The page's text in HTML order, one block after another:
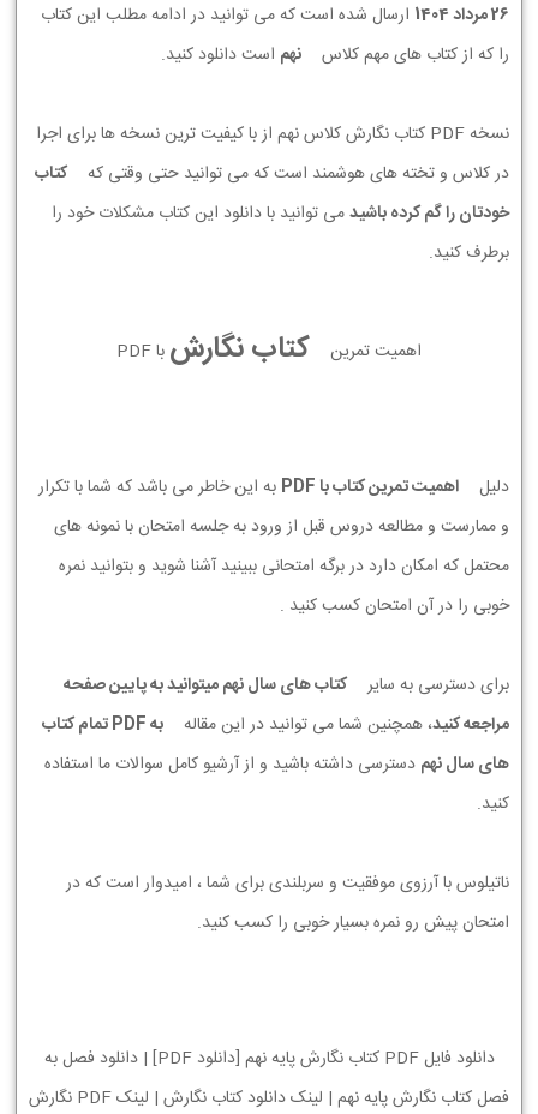
26 مرداد 1404
ارسال شده است که می توانید در ادامه مطلب این کتاب
را که از کتاب های مهم کلاس
نهم است دانلود کنید.
نسخه PDF کتاب نگارش کلاس نهم از با کیفیت ترین نسخه ها برای اجرا
در کلاس و تخته های هوشمند است که می توانید حتی وقتی که
کتاب
خودتان را گم کرده باشیدمی توانید با دانلود این کتاب مشکلات خود را
برطرف کنید.
اهمیت تمرین کتاب نگارش با PDF
دلیل اهمیت تمرین کتاب با PDF
به این خاطر می باشد که شما با تکرار
و ممارست و مطالعه دروس قبل از ورود به جلسه امتحان با نمونه های
محتمل که امکان دارد در برگه امتحانی ببینید آشنا شوید و بتوانید نمره
خوبی را در آن امتحان کسب کنید .
برای دسترسی به سایر
کتاب های سال نهم میتوانید به پایین صفحه
مراجعه کنید، همچنین شما می توانید در این مقاله
به PDF تمام کتاب
های سال نهم دسترسی داشته باشید و از آرشیو کامل سوالات ما استفاده
کنید.
ناتیلوس با آرزوی موفقیت و سربلندی برای شما ، امیدوار است که در
امتحان پیش رو نمره بسیار خوبی را کسب کنید.
دانلود فایل PDF کتاب نگارش پایه نهم [دانلود PDF] | دانلود فصل به
فصل کتاب نگارش پایه نهم | لینک دانلود کتاب نگارش | لینک PDF نگارش